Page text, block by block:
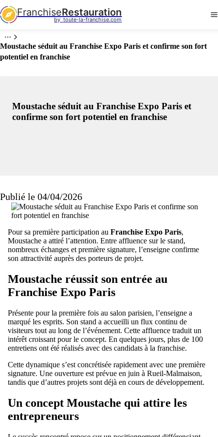
FranchiseRestauration
by  toute-la-franchise.com
Moustache séduit au Franchise Expo Paris et confirme son fort
potentiel en franchise
Moustache séduit au Franchise Expo Paris et
confirme son fort potentiel en franchise
Publié le 04/04/2026
Pour sa première participation au Franchise Expo Paris,
Moustache a attiré l’attention. Entre affluence sur le stand,
nombreux échanges et première signature, l’enseigne confirme
son attractivité auprès des porteurs de projet.
Moustache réussit son entrée au
Franchise Expo Paris
Présente pour la première fois au salon parisien, l’enseigne a
marqué les esprits. Son stand a accueilli un flux continu de
visiteurs tout au long de l’événement. Cette affluence traduit un
intérêt croissant pour le concept. En quelques jours, plus de 100
entretiens ont été réalisés avec des candidats à la franchise.
Cette dynamique s’est concrétisée rapidement avec une première
signature. Une ouverture est prévue en juin à Rueil-Malmaison,
tandis que d’autres projets sont déjà en cours de développement.
Un concept Moustache qui attire les
entrepreneurs